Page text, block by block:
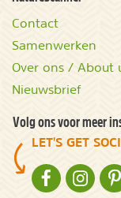
Contact
Samenwerken
Over ons / About
Nieuwsbrief
Volg ons voor meer
LET'S GET